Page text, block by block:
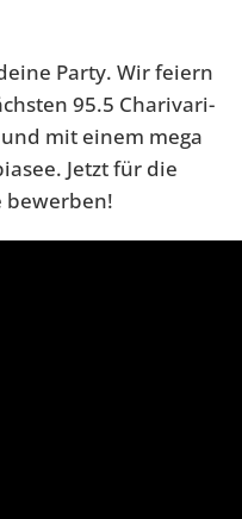
Party. Wir feiern
95.5 Charivari-
mit einem mega
Jetzt für die
bewerben!